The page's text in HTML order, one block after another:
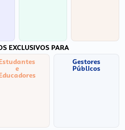
EXCLUSIVOS PARA
e
Gestores
Públicos